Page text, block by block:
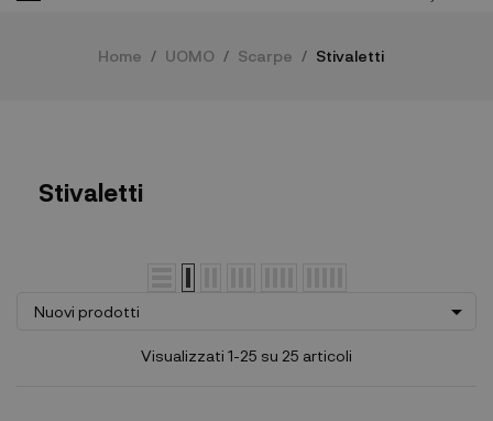
Home UOMO Scarpe Stivaletti
Stivaletti
Nuovi prodotti 
Visualizzati 1-25 su 25 articoli